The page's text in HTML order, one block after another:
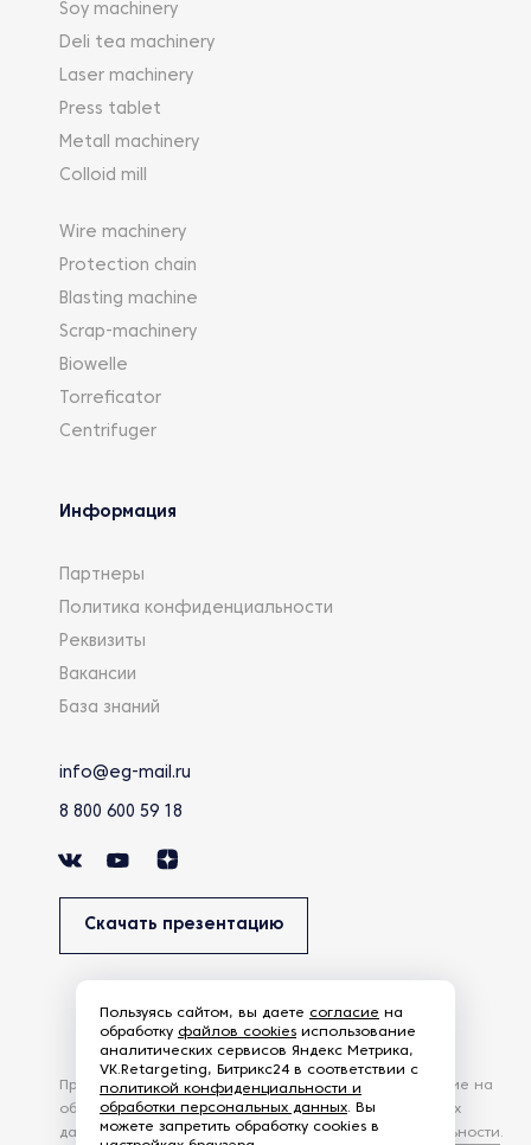
Soy machinery
Deli tea machinery
Laser machinery
Press tablet
Metall machinery
Colloid mill
Wire machinery
Protection chain
Blasting machine
Scrap-machinery
Biowelle
Torreficator
Centrifuger
Информация
Партнеры
Политика конфиденциальности
Реквизиты
Вакансии
База знаний
info@eg-mail.ru
8 800 600 59 18
Скачать презентацию
Продолжая использовать наш сайт, вы даете согласие на
обработку файлов Cookies и других пользовательских
данных, в соответствии сПолитикой конфиденциальности.
Пользуясь сайтом, вы даете согласие на
обработку файлов cookies использование
аналитических сервисов Яндекс Метрика,
VK.Retargeting, Битрикс24 в соответствии с
политикой конфиденциальности и
обработки персональных данных. Вы
можете запретить обработку cookies в